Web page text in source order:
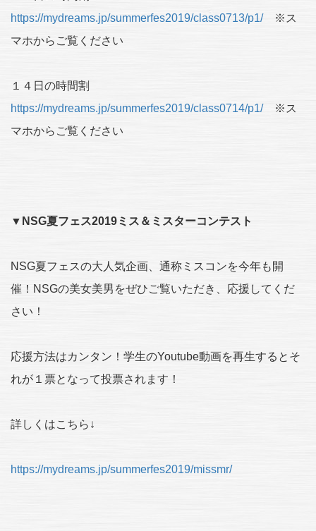
https://mydreams.jp/summerfes2019/class0713/p1/※ス
マホからご覧ください
１４日の時間割
https://mydreams.jp/summerfes2019/class0714/p1/※ス
マホからご覧ください
▼NSG夏フェス2019ミス＆ミスターコンテスト
NSG夏フェスの大人気企画、通称ミスコンを今年も開
催！NSGの美女美男をぜひご覧いただき、応援してくだ
さい！
応援方法はカンタン！学生のYoutube動画を再生するとそ
れが１票となって投票されます！
詳しくはこちら↓
https://mydreams.jp/summerfes2019/missmr/